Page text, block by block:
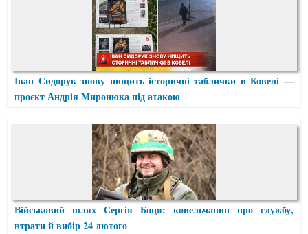
Іван Сидорук знову нищить історичні таблички в Ковелі —
проєкт Андрія Миронюка під атакою
Військовий шлях Сергія Боця: ковельчанин про службу,
втрати й вибір 24 лютого